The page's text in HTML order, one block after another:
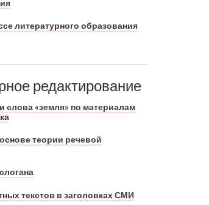
литературного образования
редактирование
«земля» по материалам
теории речевой
текстов в заголовках СМИ